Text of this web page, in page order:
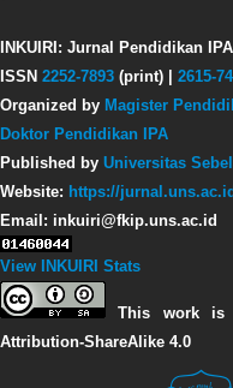
INKUIRI: Jurnal Pendidikan IPA
ISSN 2252-7893 (print) | 2615-
Organized by Magister
Doktor Pendidikan IPA
Published by Universitas
Website: https://
Email: inkuiri@fkip.uns.ac.id
View INKUIRI Stats
This work is
Attribution-ShareAlike 4.0